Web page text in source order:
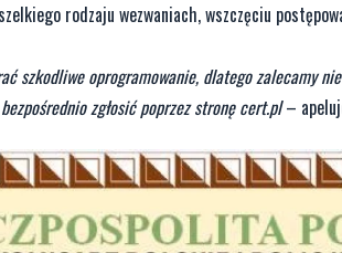
rodzaju wezwaniach, wszczęciu
szkodliwe oprogramowanie, dlatego zalecamy
zgłosić poprzez stronę cert.pl–